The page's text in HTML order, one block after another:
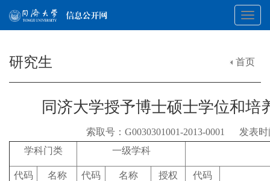
研究生 首页
同济大学授予博士硕士学位和培
索取号：G0030301001-2013-0001 发表
学科门类
一级学科
代码 名称 代码 名称 授权 代码